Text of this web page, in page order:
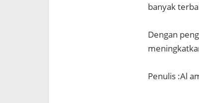
banyak
Dengan
Penulis :Al